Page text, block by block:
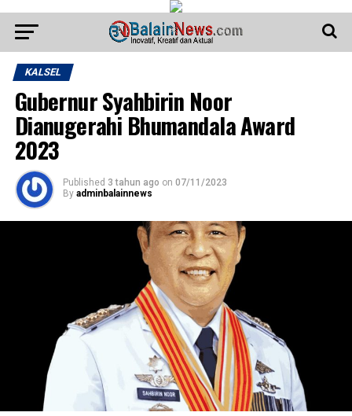
KALSEL
Gubernur Syahbirin Noor
Dianugerahi Bhumandala Award
2023
Published 3 tahun ago on 07/11/2023
By adminbalainnews